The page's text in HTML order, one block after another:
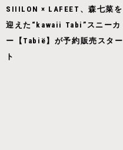
SIIILON × LAFEET、森七菜を
迎えた“kawaii Tabi”スニーカ
ー【Tabië】が予約販売スター
ト